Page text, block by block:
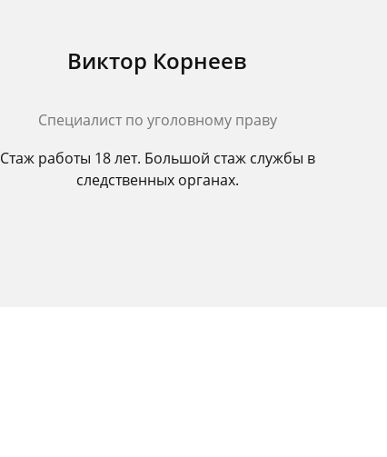
Виктор Корнеев
Cпециалист по уголовному праву
Стаж работы 18 лет. Большой стаж службы в
следственных органах.